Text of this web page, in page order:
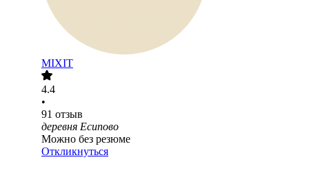
MIXIT
4.4
•
91 отзыв
деревня Есипово
Можно без резюме
Откликнуться